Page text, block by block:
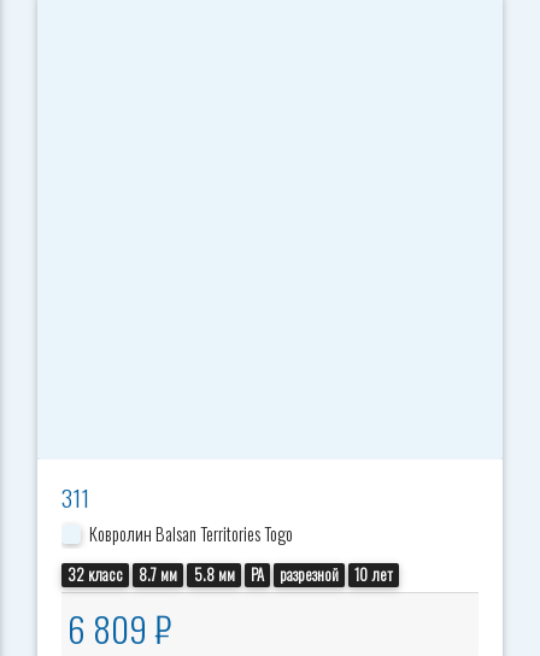
311
Ковролин Balsan Territories Togo
32 класс 8.7 мм 5.8 мм PA разрезной 10 лет
6 809 ₽